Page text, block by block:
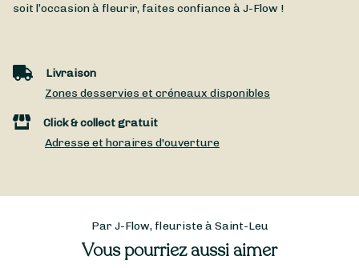
soit l’occasion à fleurir, faites confiance à J-Flow !
Livraison
Zones desservies et créneaux disponibles
Click & collect gratuit
Adresse et horaires d'ouverture
Par J-Flow, fleuriste à Saint-Leu
Vous pourriez aussi aimer